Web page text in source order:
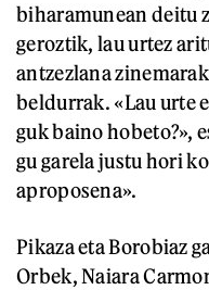
biharamunean deitu
geroztik, lau urtez
antzezlana
beldurrak. «Lau urte
guk baino hobeto?»,
gu garela justu hori
aproposena».
Pikaza eta Borobiaz
Orbek, Naiara